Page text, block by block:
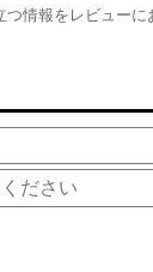
情報をレビューに